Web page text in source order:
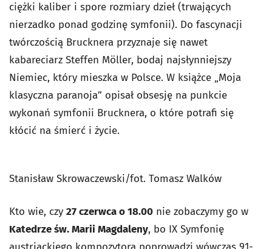
ciężki kaliber i spore rozmiary dzieł (trwających
nierzadko ponad godzinę symfonii). Do fascynacji
twórczością Brucknera przyznaje się nawet
kabareciarz Steffen Möller, bodaj najsłynniejszy
Niemiec, który mieszka w Polsce. W książce „Moja
klasyczna paranoja” opisał obsesję na punkcie
wykonań symfonii Brucknera, o które potrafi się
kłócić na śmierć i życie.
Stanisław Skrowaczewski/fot. Tomasz Walków
Kto wie, czy 27 czerwca o 18.00 nie zobaczymy go w
Katedrze św. Marii Magdaleny, bo IX Symfonię